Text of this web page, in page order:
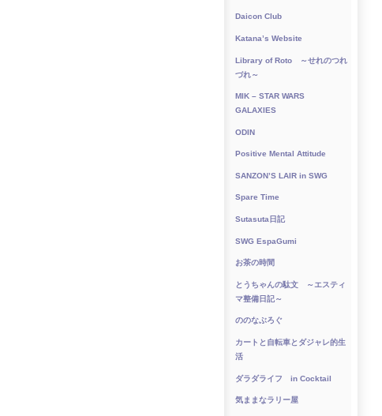
Daicon Club
Katana’s Website
Library of Roto ～せれのつれ
づれ～
MIK – STAR WARS
GALAXIES
ODIN
Positive Mental Attitude
SANZON’S LAIR in SWG
Spare Time
Sutasuta日記
SWG EspaGumi
お茶の時間
とうちゃんの駄文 ～エスティ
マ整備日記～
ののなぶろぐ
カートと自転車とダジャレ的生
活
ダラダライフ in Cocktail
気ままなラリー屋